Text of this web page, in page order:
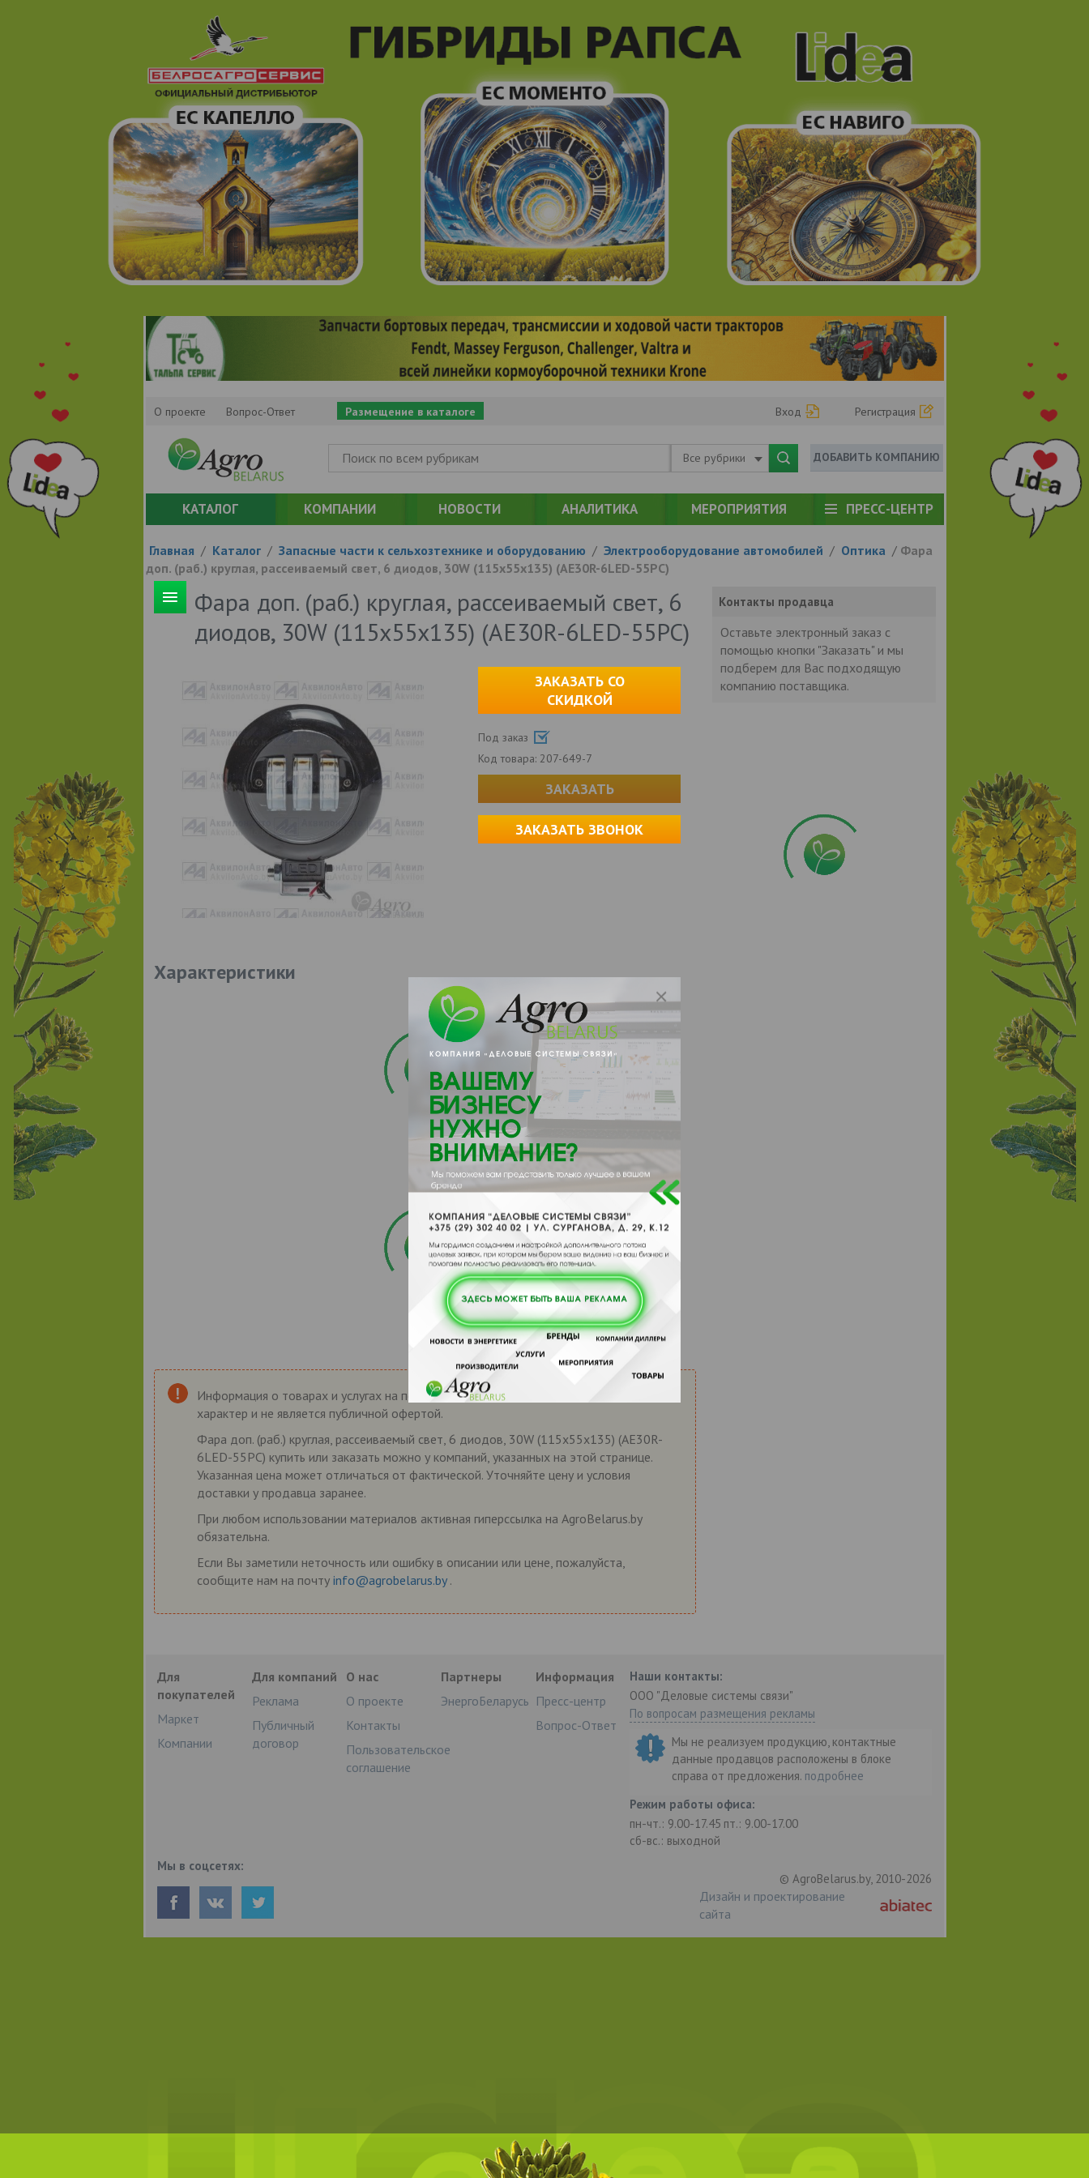
О проекте Вопрос-Ответ Размещение в каталоге Вход Регистрация
Все рубрики ДОБАВИТЬ КОМПАНИЮ
КАТАЛОГ КОМПАНИИ НОВОСТИ АНАЛИТИКА МЕРОПРИЯТИЯ ПРЕСС-ЦЕНТР
Главная / Каталог / Запасные части к сельхозтехнике и оборудованию / Электрооборудование автомобилей / Оптика / Фара
доп. (раб.) круглая, рассеиваемый свет, 6 диодов, 30W (115х55х135) (AE30R-6LED-55PC)
Фара доп. (раб.) круглая, рассеиваемый свет, 6
диодов, 30W (115х55х135) (AE30R-6LED-55PC)
ЗАКАЗАТЬ СО
СКИДКОЙ
Под заказ
Код товара: 207-649-7
ЗАКАЗАТЬ
ЗАКАЗАТЬ ЗВОНОК
Характеристики
Контакты продавца
Оставьте электронный заказ с
помощью кнопки "Заказать" и мы
подберем для Вас подходящую
компанию поставщика.
Информация о товарах и услугах на портале AgroBelarus.by носит справочный
характер и не является публичной офертой.
Фара доп. (раб.) круглая, рассеиваемый свет, 6 диодов, 30W (115х55х135) (AE30R-
6LED-55PC) купить или заказать можно у компаний, указанных на этой странице.
Указанная цена может отличаться от фактической. Уточняйте цену и условия
доставки у продавца заранее.
При любом использовании материалов активная гиперссылка на AgroBelarus.by
обязательна.
Если Вы заметили неточность или ошибку в описании или цене, пожалуйста,
сообщите нам на почту info@agrobelarus.by .
Для
покупателей
Маркет
Компании
Для компаний
Реклама
Публичный
договор
О нас
О проекте
Контакты
Пользовательское
соглашение
Партнеры
ЭнергоБеларусь
Информация
Пресс-центр
Вопрос-Ответ
Наши контакты:
ООО "Деловые системы связи"
По вопросам размещения рекламы
Мы не реализуем продукцию, контактные
данные продавцов расположены в блоке
справа от предложения. подробнее
Режим работы офиса:
пн-чт.: 9.00-17.45 пт.: 9.00-17.00
сб-вс.: выходной
Мы в соцсетях:
© AgroBelarus.by, 2010-2026
Дизайн и проектирование
сайта